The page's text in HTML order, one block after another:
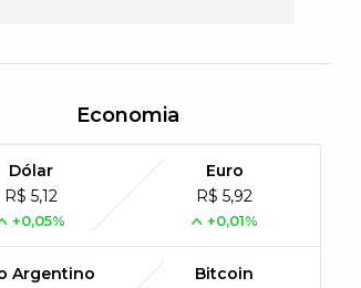
Economia
Dólar
R$ 5,12
+0,05%
Euro
R$ 5,92
+0,01%
Argentino
Bitcoin